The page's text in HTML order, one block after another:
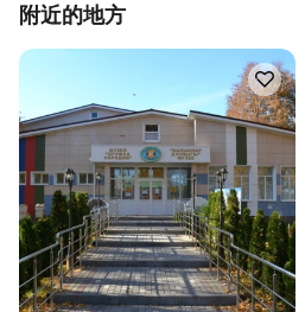
附近的地方